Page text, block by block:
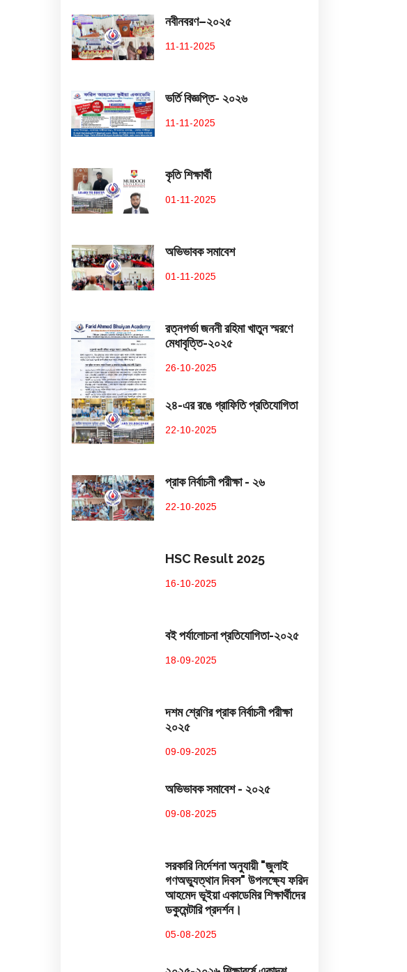
নবীনবরণ–২০২৫
11-11-2025
ভর্তি বিজ্ঞপ্তি- ২০২৬
11-11-2025
কৃতি শিক্ষার্থী
01-11-2025
অভিভাবক সমাবেশ
01-11-2025
রত্নগর্ভা জননী রহিমা খাতুন স্মরণে
মেধাবৃত্তি-২০২৫
26-10-2025
২৪-এর রঙে গ্রাফিতি প্রতিযোগিতা
22-10-2025
প্রাক নির্বাচনী পরীক্ষা - ২৬
22-10-2025
HSC Result 2025
16-10-2025
বই পর্যালোচনা প্রতিযোগিতা-২০২৫
18-09-2025
দশম শ্রেণির প্রাক নির্বাচনী পরীক্ষা
২০২৫
09-09-2025
অভিভাবক সমাবেশ - ২০২৫
09-08-2025
সরকারি নির্দেশনা অনুযায়ী "জুলাই
গণঅভ্যুত্থান দিবস" উপলক্ষ্যে ফরিদ
আহমেদ ভূইয়া একাডেমির শিক্ষার্থীদের
ডকুমেন্টারি প্রদর্শন।
05-08-2025